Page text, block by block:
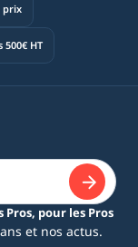
prix
500€ HT
pour les Pros
et nos actus.